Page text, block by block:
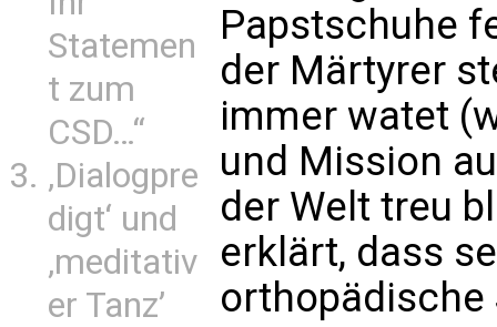
Statemen
t zum
CSD…“
‚Dialogpre
digt‘ und
‚meditativ
er Tanz’
Papstschuhe
der Märtyrer
immer watet
und Mission
der Welt treu
erklärt, dass
orthopädische